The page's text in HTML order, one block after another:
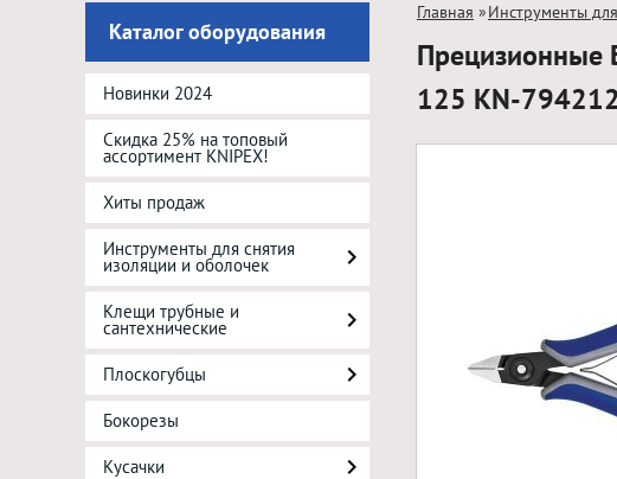
Каталог оборудования
Новинки 2024
Скидка 25% на топовый
ассортимент KNIPEX!
Хиты продаж
Инструменты для снятия
изоляции и оболочек
Клещи трубные и
сантехнические
Плоскогубцы
Бокорезы
Кусачки
Главная »Инструменты
Прецизионные
125 KN-